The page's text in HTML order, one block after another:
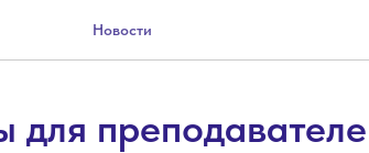
Новости
для